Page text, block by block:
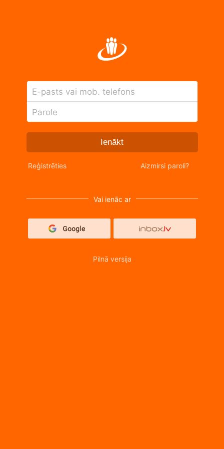
E-pasts vai mob. telefons
Parole
Ienākt
Reģistrēties Aizmirsi paroli?
Vai ienāc ar
Pilnā versija